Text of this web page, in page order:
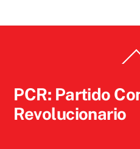
PCR: Partido
Revolucionario